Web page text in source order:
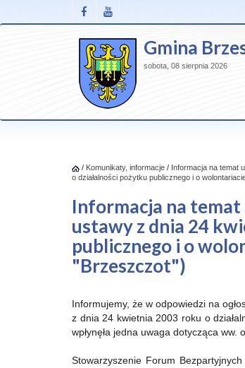
Gmina
sobota, 08 sierpnia 2026
/ Komunikaty, informacje / Informacja na temat
o działalności pożytku publicznego i o
Informacja na
ustawy z dnia 24
publicznego i o
"Brzeszczot")
Informujemy, że w odpowiedzi na
z dnia 24 kwietnia 2003 roku o
wpłynęła jedna uwaga dotycząca ww.
Stowarzyszenie Forum